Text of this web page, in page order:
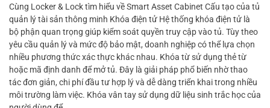
Cùng Locker & Lock tìm hiểu về Smart Asset Cabinet Cấu tạo của tủ
quản lý tài sản thông minh Khóa điện tử Hệ thống khóa điện tử là
bộ phận quan trọng giúp kiểm soát quyền truy cập vào tủ. Tùy theo
yêu cầu quản lý và mức độ bảo mật, doanh nghiệp có thể lựa chọn
nhiều phương thức xác thực khác nhau. Khóa từ sử dụng thẻ từ
hoặc mã định danh để mở tủ. Đây là giải pháp phổ biến nhờ thao
tác đơn giản, chi phí đầu tư hợp lý và dễ dàng triển khai trong nhiều
môi trường làm việc. Khóa vân tay sử dụng dữ liệu sinh trắc học của